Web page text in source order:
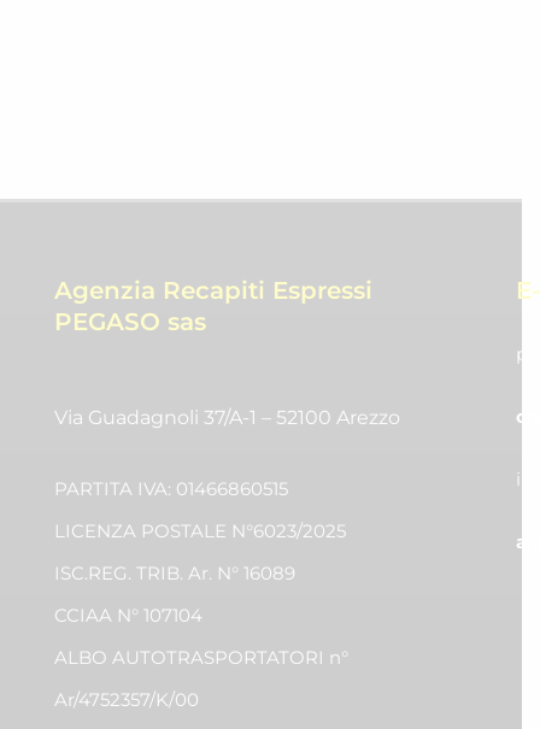
Agenzia Recapiti Espressi
PEGASO sas
Via Guadagnoli 37/A-1 – 52100 Arezzo
PARTITA IVA: 01466860515
LICENZA POSTALE N°6023/2025
ISC.REG. TRIB. Ar. N° 16089
CCIAA N° 107104
ALBO AUTOTRASPORTATORI n°
Ar/4752357/K/00